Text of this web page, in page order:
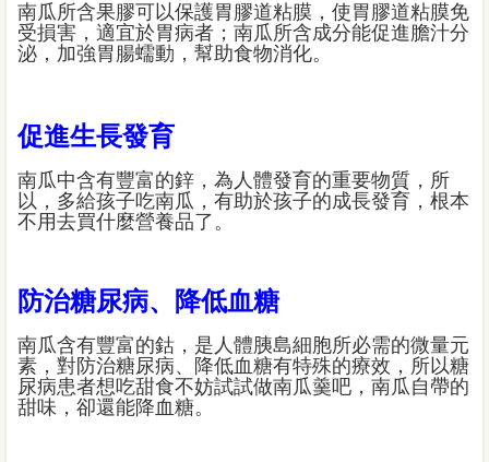
南瓜所含果膠可以保護胃膠道粘膜，使胃膠道粘膜免
受損害，適宜於胃病者；南瓜所含成分能促進膽汁分
泌，加強胃腸蠕動，幫助食物消化。
促進生長發育
南瓜中含有豐富的鋅，為人體發育的重要物質，所
以，多給孩子吃南瓜，有助於孩子的成長發育，根本
不用去買什麼營養品了。
防治糖尿病、降低血糖
南瓜含有豐富的鈷，是人體胰島細胞所必需的微量元
素，對防治糖尿病、降低血糖有特殊的療效，所以糖
尿病患者想吃甜食不妨試試做南瓜羹吧，南瓜自帶的
甜味，卻還能降血糖。